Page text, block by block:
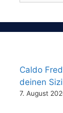
Caldo
deinen
7. August